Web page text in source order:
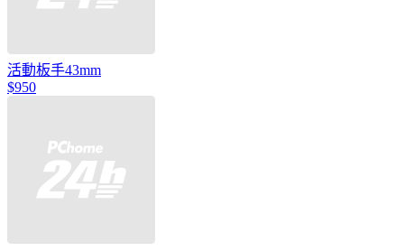
活動板手43mm
$950